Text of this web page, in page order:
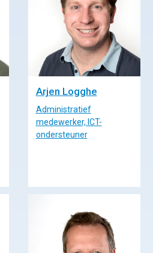
Arjen Logghe
Administratief
medewerker, ICT-
ondersteuner